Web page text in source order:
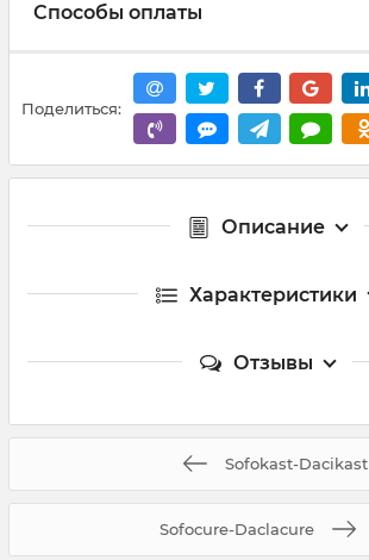
Способы оплаты
Поделиться:
Описание
Характеристики
Отзывы
Sofokast-Dacikast
Sofocure-Daclacure